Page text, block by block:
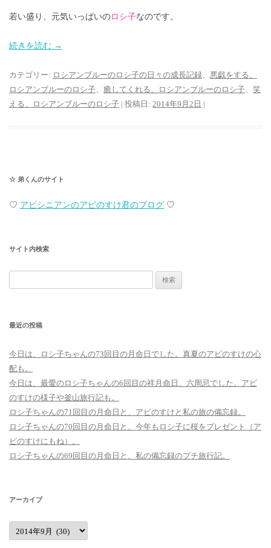
若い盛り、元気いっぱいのロシ子なのです。
続きを読む →
カテゴリー: ロシアンブルーのロシ子の日々の成長記録、 悪戯をする、
ロシアンブルーのロシ子、 癒してくれる、ロシアンブルーのロシ子、 笑
える、ロシアンブルーのロシ子 | 投稿日: 2014年9月2日 |
☆ 弟くんのサイト
♡ アビシニアンのアビのすけ君のブログ ♡
サイト内検索
索:
最近の投稿
今日は、ロシ子ちゃんの73回目の月命日でした。真夏のアビのすけの心
配も。
今日は、最愛のロシ子ちゃんの6回目の祥月命日、六周忌でした。アビ
のすけの様子や釜山旅行記も。
ロシ子ちゃんの71回目の月命日と、アビのすけと私の旅の備忘録。
ロシ子ちゃんの70回目の月命日と、今年もロシ子に桜をプレゼント（ア
ビのすけにもね）。
ロシ子ちゃんの69回目の月命日と、私の備忘録のプチ旅行記。
アーカイブ
ア
ー
カ